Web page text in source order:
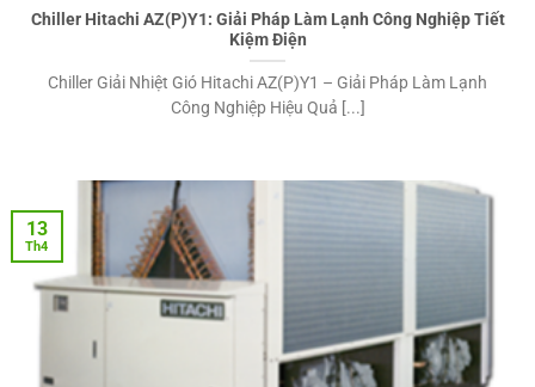
Chiller Hitachi AZ(P)Y1: Giải Pháp Làm Lạnh Công Nghiệp Tiết
Kiệm Điện
Chiller Giải Nhiệt Gió Hitachi AZ(P)Y1 – Giải Pháp Làm Lạnh
Công Nghiệp Hiệu Quả [...]
13
Th4